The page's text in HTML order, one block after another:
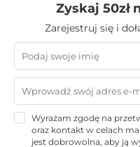
Zostało Ci zaledwie
Zyskaj 50zł
Zarejestruj się i
Wyrażam zgodę na
oraz kontakt w celach
jest dobrowolna, aby ją